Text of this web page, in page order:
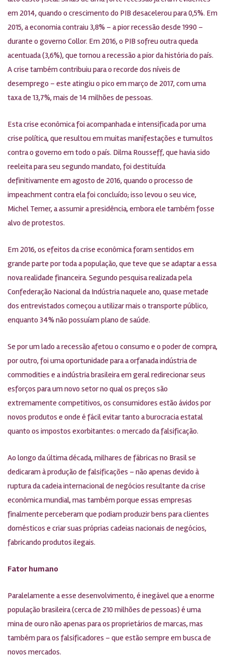
em 2014, quando o crescimento do PIB desacelerou para 0,5%. Em
2015, a economia contraiu 3,8% – a pior recessão desde 1990 –
durante o governo Collor. Em 2016, o PIB sofreu outra queda
acentuada (3,6%), que tornou a recessão a pior da história do país.
A crise também contribuiu para o recorde dos níveis de
desemprego – este atingiu o pico em março de 2017, com uma
taxa de 13,7%, mais de 14 milhões de pessoas.
Esta crise econômica foi acompanhada e intensificada por uma
crise política, que resultou em muitas manifestações e tumultos
contra o governo em todo o país. Dilma Rousseff, que havia sido
reeleita para seu segundo mandato, foi destituída
definitivamente em agosto de 2016, quando o processo de
impeachment contra ela foi concluído; isso levou o seu vice,
Michel Temer, a assumir a presidência, embora ele também fosse
alvo de protestos.
Em 2016, os efeitos da crise econômica foram sentidos em
grande parte por toda a população, que teve que se adaptar a essa
nova realidade financeira. Segundo pesquisa realizada pela
Confederação Nacional da Indústria naquele ano, quase metade
dos entrevistados começou a utilizar mais o transporte público,
enquanto 34% não possuíam plano de saúde.
Se por um lado a recessão afetou o consumo e o poder de compra,
por outro, foi uma oportunidade para a orfanada indústria de
commodities e a indústria brasileira em geral redirecionar seus
esforços para um novo setor no qual os preços são
extremamente competitivos, os consumidores estão ávidos por
novos produtos e onde é fácil evitar tanto a burocracia estatal
quanto os impostos exorbitantes: o mercado da falsificação.
Ao longo da última década, milhares de fábricas no Brasil se
dedicaram à produção de falsificações – não apenas devido à
ruptura da cadeia internacional de negócios resultante da crise
econômica mundial, mas também porque essas empresas
finalmente perceberam que podiam produzir bens para clientes
domésticos e criar suas próprias cadeias nacionais de negócios,
fabricando produtos ilegais.
Fator humano
Paralelamente a esse desenvolvimento, é inegável que a enorme
população brasileira (cerca de 210 milhões de pessoas) é uma
mina de ouro não apenas para os proprietários de marcas, mas
também para os falsificadores – que estão sempre em busca de
novos mercados.